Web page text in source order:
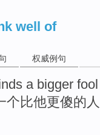
well of
权威例句
a bigger fool
个比他更傻的人